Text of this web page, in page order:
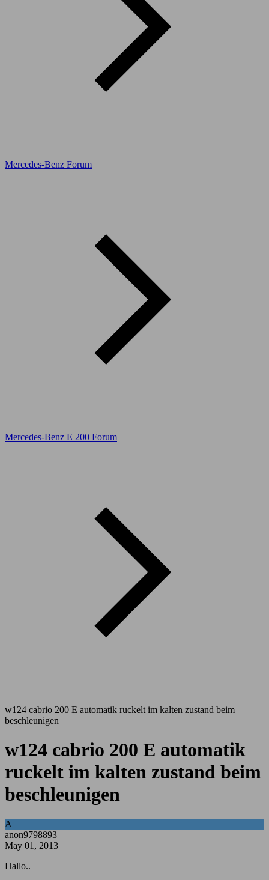
Mercedes-Benz Forum
Mercedes-Benz E 200 Forum
w124 cabrio 200 E automatik ruckelt im kalten zustand beim
beschleunigen
w124 cabrio 200 E automatik
ruckelt im kalten zustand beim
beschleunigen
A
anon9798893
May 01, 2013
Hallo..